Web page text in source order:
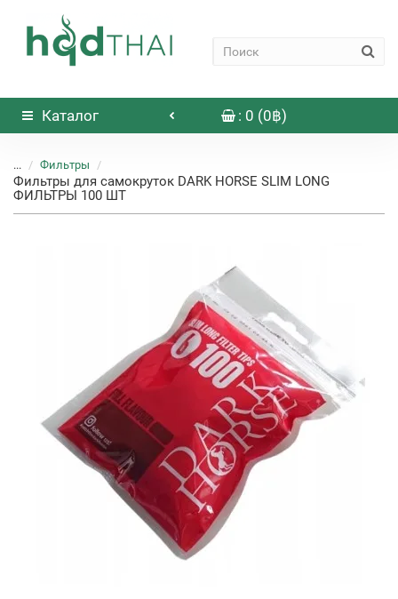
Каталог : 0 (0฿)
... Фильтры
Фильтры для самокруток DARK HORSE SLIM LONG
ФИЛЬТРЫ 100 ШТ